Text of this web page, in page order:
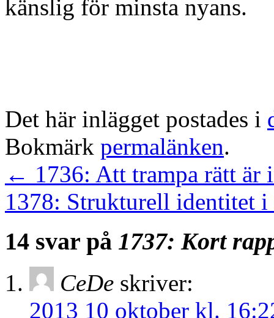
känslig för minsta nyans.
Det här inlägget postades i
Bokmärk permalänken.
← 1736: Att trampa rätt är
1378: Strukturell identitet
14 svar på 1737: Kort
CeDe skriver:
2013 10 oktober kl.